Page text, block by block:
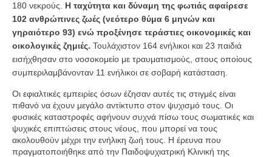
180 νεκρούς. Η ταχύτητα και δύναμη της φωτιάς αφαίρεσε
102 ανθρώπινες ζωές (νεότερο θύμα 6 μηνών και
γηραιότερο 93) ενώ προξένησε τεράστιες οικονομικές και
οικολογικές ζημιές. Τουλάχιστον 164 ενήλικοι και 23 παιδιά
εισήχθησαν στο νοσοκομείο με τραυματισμούς, στους οποίους
συμπεριλαμβάνονταν 11 ενήλικοι σε σοβαρή κατάσταση.
Οι εφιαλτικές εμπειρίες όσων έζησαν αυτές τις στιγμές είναι
πιθανό να έχουν μεγάλο αντίκτυπο στον ψυχισμό τους. Οι
φυσικές καταστροφές αφήνουν συχνά πίσω τους σωματικές και
ψυχικές επιπτώσεις στους νέους, που μπορεί να τους
ακολουθούν μέχρι την ενήλικη ζωή τους. Η έρευνα που
πραγματοποιήθηκε από την Παιδοψυχιατρική Κλινική της